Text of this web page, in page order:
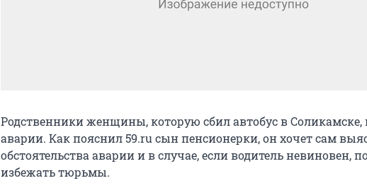
Родственники женщины, которую сбил автобус в Соликамске,
аварии. Как пояснил 59.ru сын пенсионерки, он хочет сам
обстоятельства аварии и в случае, если водитель невиновен,
избежать тюрьмы.